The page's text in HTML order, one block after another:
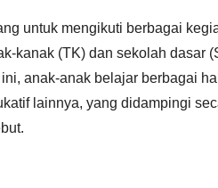
untuk mengikuti berbagai
kanak (TK) dan sekolah dasar
anak-anak belajar berbagai
lainnya, yang didampingi